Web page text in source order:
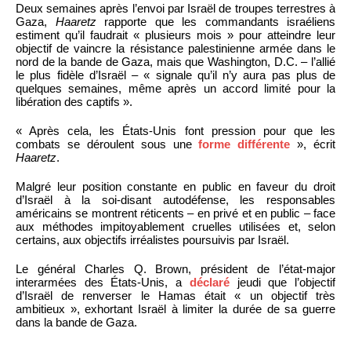
Deux semaines après l’envoi par Israël de troupes terrestres à
Gaza, Haaretzrapporte que les commandants israéliens
estiment qu’il faudrait « plusieurs mois » pour atteindre leur
objectif de vaincre la résistance palestinienne armée dans le
nord de la bande de Gaza, mais que Washington, D.C. – l’allié
le plus fidèle d’Israël – « signale qu’il n’y aura pas plus de
quelques semaines, même après un accord limité pour la
libération des captifs ».
« Après cela, les États-Unis font pression pour que les
combats se déroulent sous uneforme différente », écrit
Haaretz.
Malgré leur position constante en public en faveur du droit
d’Israël à la soi-disant autodéfense, les responsables
américains se montrent réticents – en privé et en public – face
aux méthodes impitoyablement cruelles utilisées et, selon
certains, aux objectifs irréalistes poursuivis par Israël.
Le général Charles Q. Brown, président de l’état-major
interarmées des États-Unis, a déclaréjeudi que l’objectif
d’Israël de renverser le Hamas était « un objectif très
ambitieux », exhortant Israël à limiter la durée de sa guerre
dans la bande de Gaza.